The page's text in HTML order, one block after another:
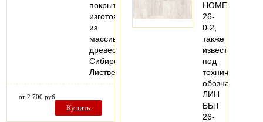
покрытие,
изготовленное
из
массива
древесины
Сибирской
Лиственницы.
от 2 700 руб
Купить
HOME
26-
0.2,
также
известный
под
техническим
обозначением
ЛИН
БЫТ
26-